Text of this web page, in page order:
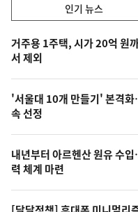
기,
최
신,
오
늘
의
영
상
인기 뉴스
기
뉴
스
거주용 1주택, 시가 20억 원
서 제외
'서울대 10개 만들기' 본격
속 선정
내년부터 아르헨산 원유 수
력 체계 마련